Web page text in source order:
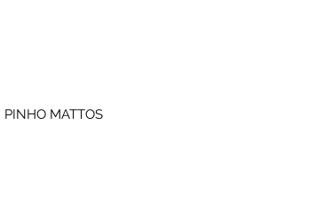
PINHO MATTOS